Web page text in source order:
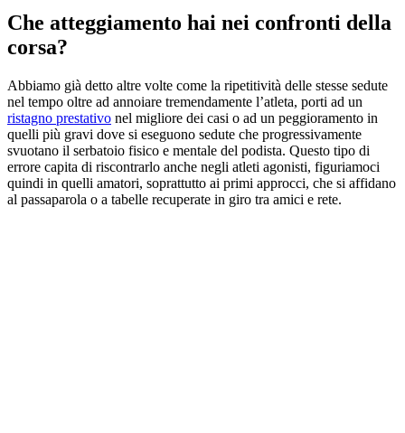
Che atteggiamento hai nei confronti della
corsa?
Abbiamo già detto altre volte come la ripetitività delle stesse sedute
nel tempo oltre ad annoiare tremendamente l’atleta, porti ad un
ristagno prestativo nel migliore dei casi o ad un peggioramento in
quelli più gravi dove si eseguono sedute che progressivamente
svuotano il serbatoio fisico e mentale del podista. Questo tipo di
errore capita di riscontrarlo anche negli atleti agonisti, figuriamoci
quindi in quelli amatori, soprattutto ai primi approcci, che si affidano
al passaparola o a tabelle recuperate in giro tra amici e rete.